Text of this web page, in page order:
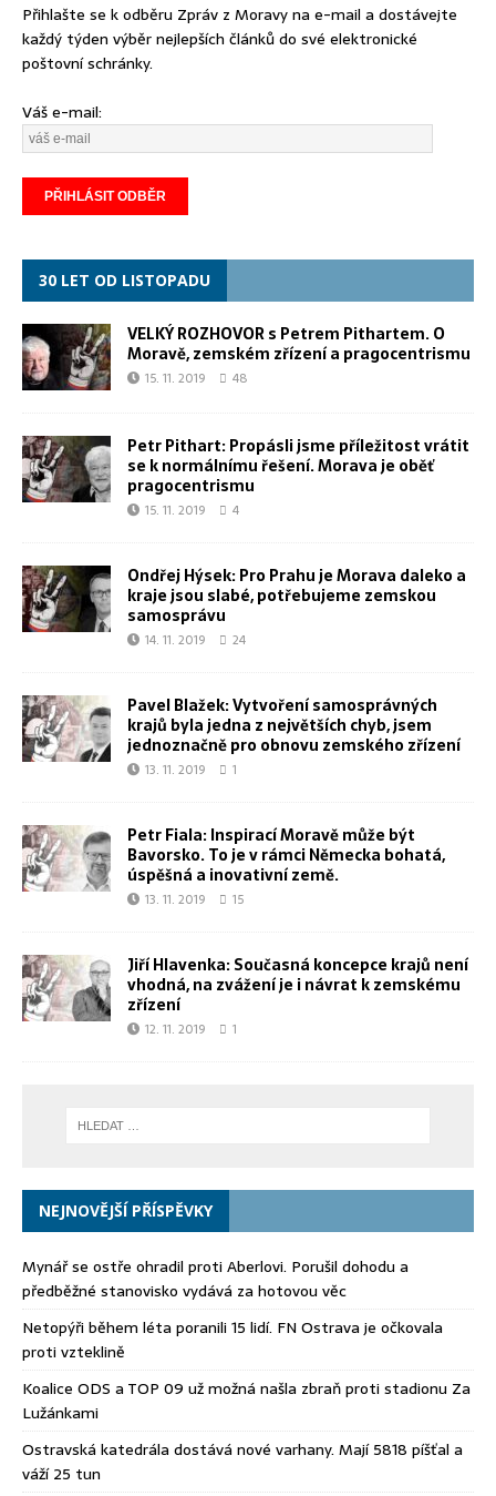
Přihlašte se k odběru Zpráv z Moravy na e-mail a dostávejte
každý týden výběr nejlepších článků do své elektronické
poštovní schránky.
Váš e-mail:
30 LET OD LISTOPADU
VELKÝ ROZHOVOR s Petrem Pithartem. O
Moravě, zemském zřízení a pragocentrismu
15. 11. 2019 48
Petr Pithart: Propásli jsme příležitost vrátit
se k normálnímu řešení. Morava je oběť
pragocentrismu
15. 11. 2019 4
Ondřej Hýsek: Pro Prahu je Morava daleko a
kraje jsou slabé, potřebujeme zemskou
samosprávu
14. 11. 2019 24
Pavel Blažek: Vytvoření samosprávných
krajů byla jedna z největších chyb, jsem
jednoznačně pro obnovu zemského zřízení
13. 11. 2019 1
Petr Fiala: Inspirací Moravě může být
Bavorsko. To je v rámci Německa bohatá,
úspěšná a inovativní země.
13. 11. 2019 15
Jiří Hlavenka: Současná koncepce krajů není
vhodná, na zvážení je i návrat k zemskému
zřízení
12. 11. 2019 1
NEJNOVĚJŠÍ PŘÍSPĚVKY
Mynář se ostře ohradil proti Aberlovi. Porušil dohodu a
předběžné stanovisko vydává za hotovou věc
Netopýři během léta poranili 15 lidí. FN Ostrava je očkovala
proti vzteklině
Koalice ODS a TOP 09 už možná našla zbraň proti stadionu Za
Lužánkami
Ostravská katedrála dostává nové varhany. Mají 5818 píšťal a
váží 25 tun